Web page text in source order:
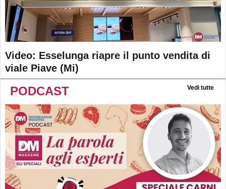
Video: Esselunga riapre il punto vendita di
viale Piave (Mi)
PODCAST Vedi tutte